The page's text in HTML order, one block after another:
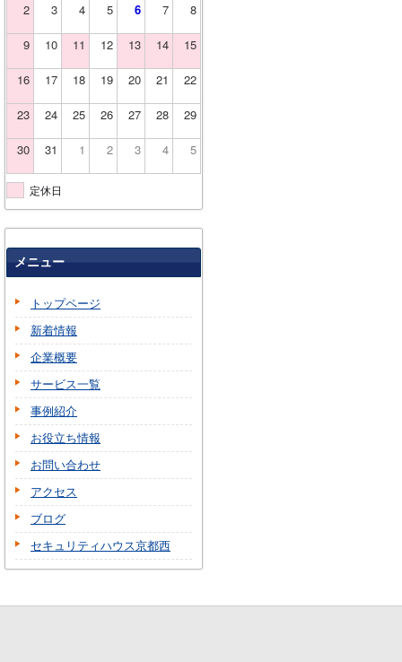
2 3 4 5 6 7 8
9 10 11 12 13 14 15
16 17 18 19 20 21 22
23 24 25 26 27 28 29
30 31 1 2 3 4 5
定休日
メニュー
トップページ
新着情報
企業概要
サービス一覧
事例紹介
お役立ち情報
お問い合わせ
アクセス
ブログ
セキュリティハウス京都西